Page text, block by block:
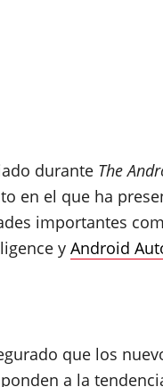
durante The
en el que ha
importantes
y Android
que los
a la